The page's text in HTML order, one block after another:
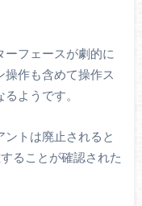
ーフェースが劇的に
操作も含めて操作ス
ようです。
トは廃止されると
ることが確認された